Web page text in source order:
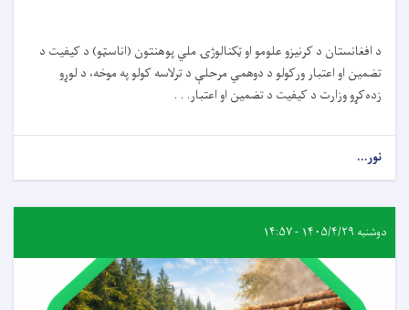
د افغانستان د کرنیزو علومو او ټکنالوژۍ ملي پوهنتون (اناسټو) د کیفیت د
تضمین او اعتبار ورکولو د دوهمي مرحلې د ترلاسه کولو په موخه، د لوړو
زده‌کړو وزارت د کیفیت د تضمین او اعتبار. . .
نور...
دوشنبه ۱۴۰۵/۴/۲۹ - ۱۴:۵۷